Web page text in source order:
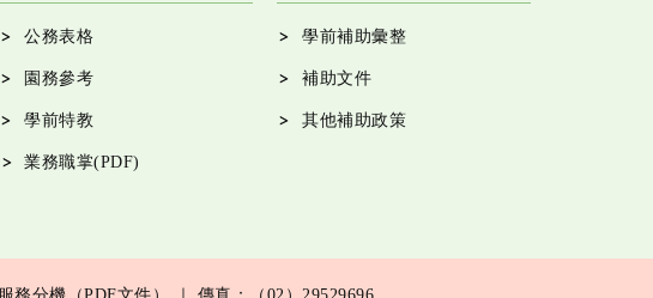
公務表格
園務參考
學前特教
業務職掌(PDF)
學前補助彙整
補助文件
其他補助政策